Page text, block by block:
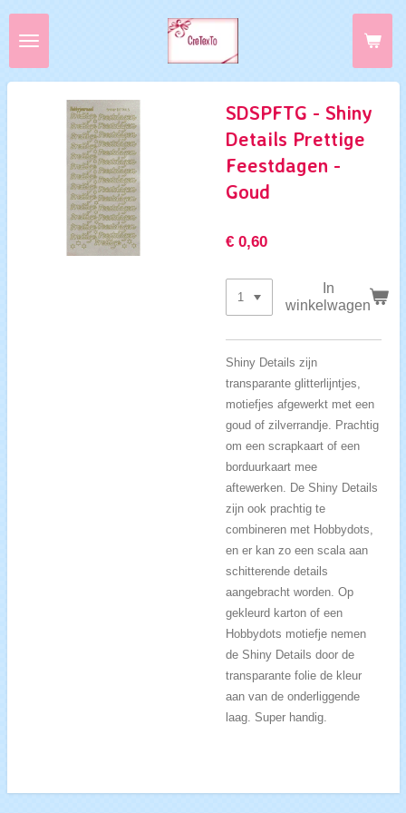
Ga
direct
de
hoofdinhoud
SDSPFTG - Shiny
Details Prettige
Feestdagen -
Goud
€ 0,60
In
winkelwagen
Shiny Details zijn
transparante glitterlijntjes,
motiefjes afgewerkt met een
goud of zilverrandje. Prachtig
om een scrapkaart of een
borduurkaart mee
aftewerken. De Shiny Details
zijn ook prachtig te
combineren met Hobbydots,
en er kan zo een scala aan
schitterende details
aangebracht worden. Op
gekleurd karton of een
Hobbydots motiefje nemen
de Shiny Details door de
transparante folie de kleur
aan van de onderliggende
laag. Super handig.